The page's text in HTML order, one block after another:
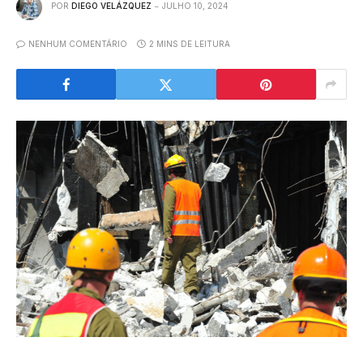
POR DIEGO VELÁZQUEZ JULHO 10, 2024
NENHUM COMENTÁRIO 2 MINS DE LEITURA